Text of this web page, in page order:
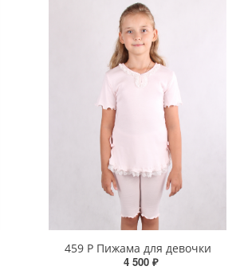
459 Р Пижама для девочки
4 500 ₽